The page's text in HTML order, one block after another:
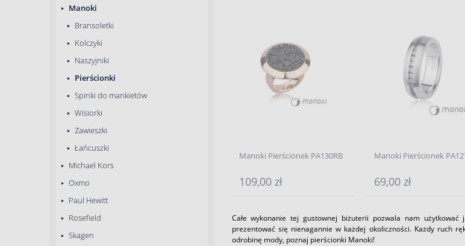
Manoki
Bransoletki
Kolczyki
Naszyjniki
Pierścionki
Spinki do mankietów
Wisiorki
Zawieszki
Łańcuszki
Michael Kors
Oxmo
Paul Hewitt
Rosefield
Skagen
Manoki Pierścionek PA130RB
109,00 zł
Manoki Pierścionek
69,00 zł
Całe wykonanie tej gustownej biżuterii pozwala nam
prezentować się nienagannie w każdej okoliczności. Każdy ruch
odrobinę mody, poznaj pierścionki Manoki!